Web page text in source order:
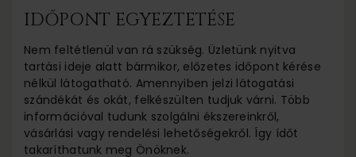
IDŐPONT EGYEZTETÉSE
Nem feltétlenül van rá szükség. Üzletünk nyitva
tartási ideje alatt bármikor, előzetes időpont kérése
nélkül látogatható. Amennyiben jelzi látogatási
szándékát és okát, felkészülten tudjuk várni. Több
információval tudunk szolgálni ékszereinkről,
vásárlási vagy rendelési lehetőségekről. Így ídőt
takaríthatunk meg Önöknek.